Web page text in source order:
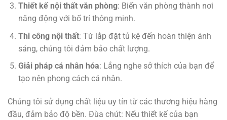
Thiết kế nội thất văn phòng: Biến văn phòng thành nơi
năng động với bố trí thông minh.
Thi công nội thất: Từ lắp đặt tủ kệ đến hoàn thiện ánh
sáng, chúng tôi đảm bảo chất lượng.
Giải pháp cá nhân hóa: Lắng nghe sở thích của bạn để
tạo nên phong cách cá nhân.
Chúng tôi sử dụng chất liệu uy tín từ các thương hiệu hàng
đầu, đảm bảo độ bền. Đùa chút: Nếu thiết kế của bạn